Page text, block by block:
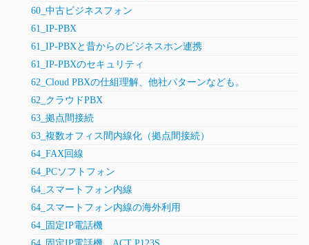
60_中古ビジネスフォン
61_IP-PBX
61_IP-PBXと昔からのビジネスホン連携
61_IP-PBXのセキュリティ
62_Cloud PBXの仕組理解、他社パターンなども。
62_クラウドPBX
63_拠点間接続
63_複数オフィス間内線化（拠点間接続）
64_FAX回線
64_PCソフトフォン
64_スマートフォン内線
64_スマートフォン内線の海外利用
64_固定IP電話機